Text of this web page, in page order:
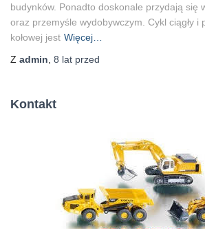
budynków. Ponadto doskonale przydają się
oraz przemyśle wydobywczym. Cykl ciągły i
kołowej jest Więcej…
Z admin 8 lat przed
Kontakt